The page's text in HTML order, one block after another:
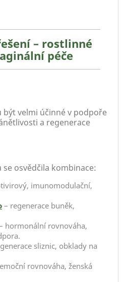
– rostlinné
péče
být velmi účinné v podpoře
a regenerace
osvědčila kombinace:
imunomodulační,
– regenerace buněk,
hormonální rovnováha,
sliznic, obklady na
rovnováha, ženská